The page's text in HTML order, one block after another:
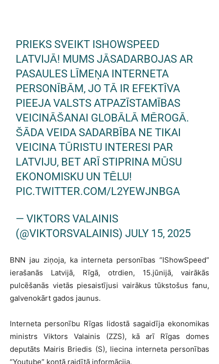
PRIEKS SVEIKT ISHOWSPEED
LATVIJĀ! MUMS JĀSADARBOJAS AR
PASAULES LĪMEŅA INTERNETA
PERSONĪBĀM, JO TĀ IR EFEKTĪVA
PIEEJA VALSTS ATPAZĪSTAMĪBAS
VEICINĀŠANAI GLOBĀLĀ MĒROGĀ.
ŠĀDA VEIDA SADARBĪBA NE TIKAI
VEICINA TŪRISTU INTERESI PAR
LATVIJU, BET ARĪ STIPRINA MŪSU
EKONOMISKU UN TĒLU!
PIC.TWITTER.COM/L2YEWJNBGA
— VIKTORS VALAINIS
(@VIKTORSVALAINIS)JULY 15, 2025
BNN jau ziņoja, ka interneta personības “IShowSpeed”
ierašanās Latvijā, Rīgā, otrdien, 15.jūnijā, vairākās
pulcēšanās vietās piesaistījusi vairākus tūkstošus fanu,
galvenokārt gados jaunus.
Interneta personību Rīgas lidostā sagaidīja ekonomikas
ministrs Viktors Valainis (ZZS), kā arī Rīgas domes
deputāts Mairis Briedis (S), liecina interneta personības
“Youtube” kontā raidītā informācija.